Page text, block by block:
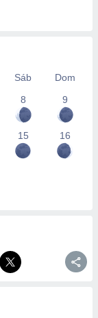
Sáb
Dom
8
9
15 16